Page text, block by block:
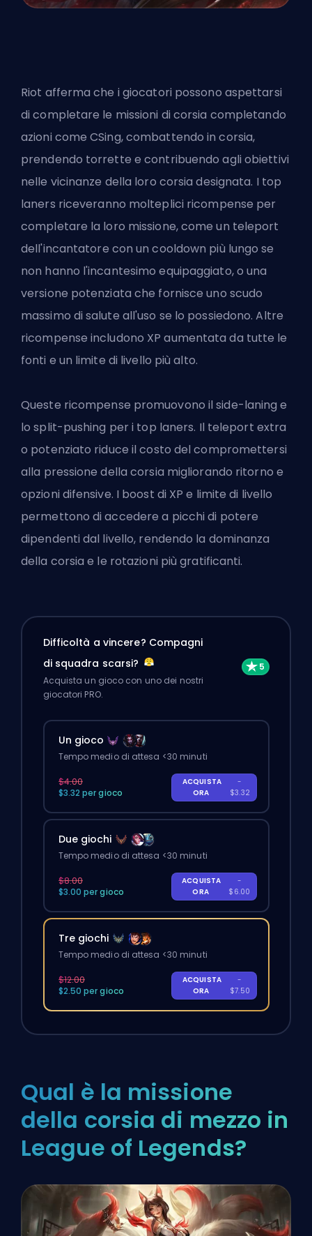
Riot afferma che i giocatori possono aspettarsi
di completare le missioni di corsia completando
azioni come CSing, combattendo in corsia,
prendendo torrette e contribuendo agli obiettivi
nelle vicinanze della loro corsia designata. I top
laners riceveranno molteplici ricompense per
completare la loro missione, come un teleport
dell'incantatore con un cooldown più lungo se
non hanno l'incantesimo equipaggiato, o una
versione potenziata che fornisce uno scudo
massimo di salute all'uso se lo possiedono. Altre
ricompense includono XP aumentata da tutte le
fonti e un limite di livello più alto.
Queste ricompense promuovono il side-laning e
lo split-pushing per i top laners. Il teleport extra
o potenziato riduce il costo del compromettersi
alla pressione della corsia migliorando ritorno e
opzioni difensive. I boost di XP e limite di livello
permettono di accedere a picchi di potere
dipendenti dal livello, rendendo la dominanza
della corsia e le rotazioni più gratificanti.
Difficoltà a vincere? Compagni
di squadra scarsi?
Acquista un gioco con uno dei nostri
giocatori PRO.
Un gioco
Tempo medio di attesa <30 minuti
$4.00
$3.32 per gioco
ACQUISTA
ORA
-
$3.32
Due giochi
Tempo medio di attesa <30 minuti
$8.00
$3.00 per gioco
ACQUISTA
ORA
-
$6.00
Tre giochi
Tempo medio di attesa <30 minuti
$12.00
$2.50 per gioco
ACQUISTA
ORA
-
$7.50
Qual è la missione
della corsia di mezzo in
League of Legends?